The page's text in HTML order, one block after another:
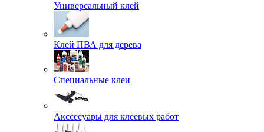
Универсальный клей
Клей ПВА для дерева
Специальные клеи
Акссесуары для клеевых работ